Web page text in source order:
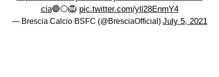
cia🔵⚪🦁 pic.twitter.com/yll28EnmY4
— Brescia Calcio BSFC (@BresciaOfficial) July 5, 2021